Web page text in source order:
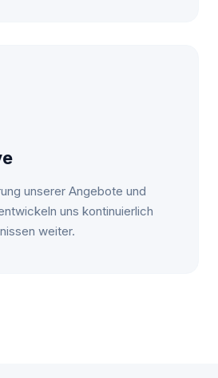
unserer Angebote und
uns kontinuierlich
weiter.